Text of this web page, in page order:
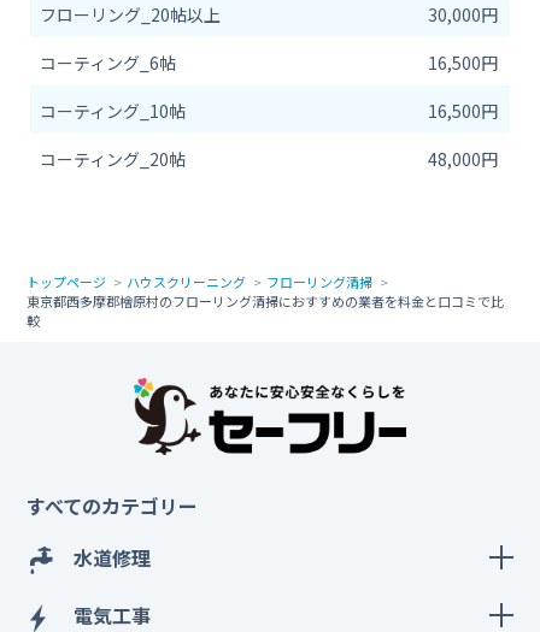
フローリング_20帖以上
30,000円
コーティング_6帖
16,500円
コーティング_10帖
16,500円
コーティング_20帖
48,000円
トップページ ハウスクリーニング
フローリング清掃
東京都西多摩郡檜原村のフローリング清掃におすすめの業者を料金と口コミで比
較
すべてのカテゴリー
水道修理
電気工事